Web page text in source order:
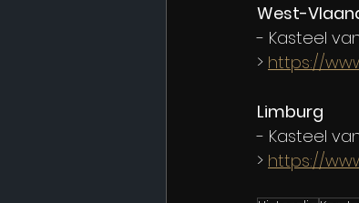
West-
- Kasteel
> https://
Limburg
- Kasteel
> https://